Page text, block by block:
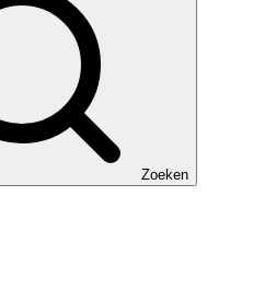
Zoeken